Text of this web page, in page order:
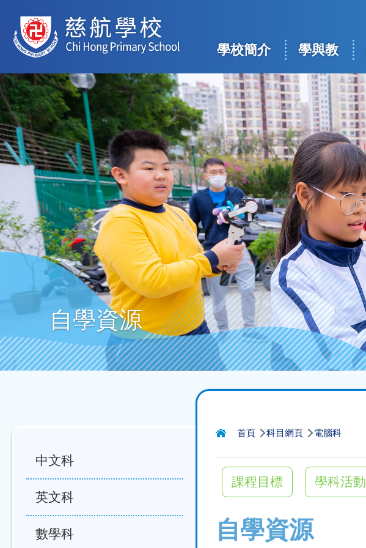
Main
navigation
學校簡介 學與教
自學資源
航
連
結
首頁 科目網頁 電腦科
課程目標 學科活動
自學資源
中文科
英文科
數學科